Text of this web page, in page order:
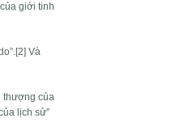
giới tinh
Và
thượng của
lịch sử”